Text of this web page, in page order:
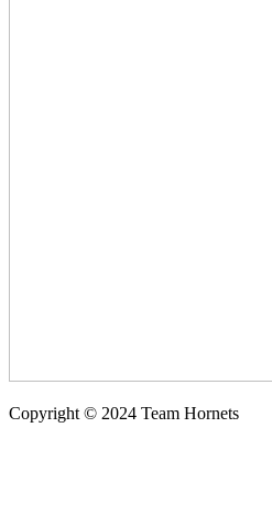
Copyright © 2024 Team Hornets